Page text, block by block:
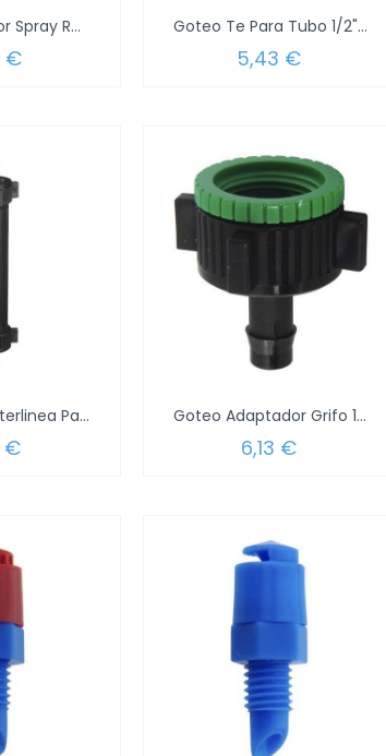
Goteo Aspersor Spray Roscado 360º...
€
Goteo Te Para Tubo 1/2" (Blister 2 Piezas)
5,43 €
Goteo Filtro Interlinea Para Tubo1/2"...
€
Goteo Adaptador Grifo 1/2-3/4 A Tubo 1/2...
6,13 €